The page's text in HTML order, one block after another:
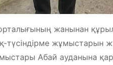
жанынан
жұмыстарын
Абай ауданына